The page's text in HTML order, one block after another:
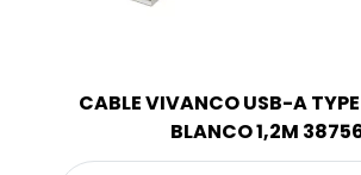
CABLE VIVANCO USB-A
BLANCO 1,2M